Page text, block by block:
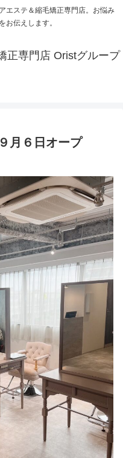
エステ＆縮毛矯正専門店。お悩み
お伝えします。
正専門店 Oristグループ
月６日オープ